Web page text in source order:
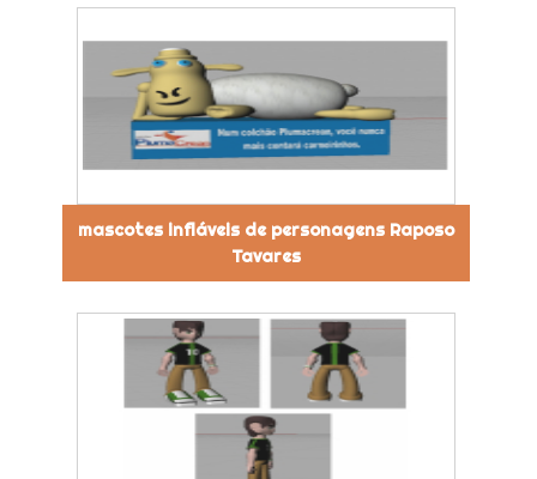
mascotes infláveis de personagens Raposo
Tavares